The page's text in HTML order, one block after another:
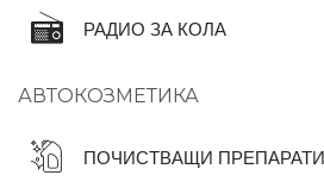
РАДИО ЗА КОЛА
АВТОКОЗМЕТИКА
ПОЧИСТВАЩИ ПРЕПАРАТИ